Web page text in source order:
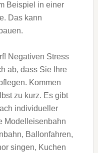
Beispiel in einer
Das kann
Negativen Stress
ab, dass Sie Ihre
Kommen
zu kurz. Es gibt
individueller
Modelleisenbahn
Ballonfahren,
singen, Kuchen